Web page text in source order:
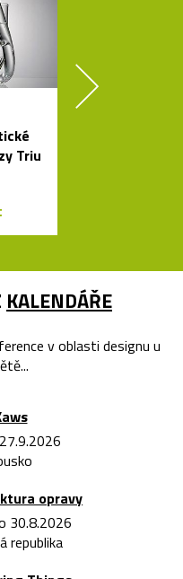
Triu
KALENDÁŘE
v oblasti designu u
opravy
30.8.2026
republika